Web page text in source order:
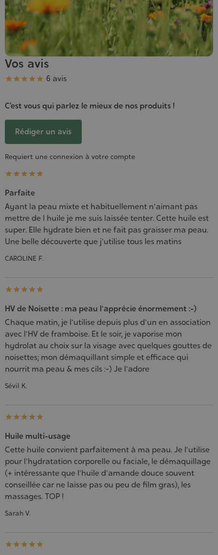
Vos avis
Note
     6 avis
C’est vous qui parlez le mieux de nos produits !
Rédiger un avis
Requiert une connexion à votre compte
    
Parfaite
Ayant la peau mixte et habituellement n'aimant pas
mettre de l huile je me suis laissée tenter. Cette huile est
super. Elle hydrate bien et ne fait pas graisser ma peau.
Une belle découverte que j'utilise tous les matins
CAROLINE F.
    
HV de Noisette : ma peau l'apprécie énormement :-)
Chaque matin, je l'utilise depuis plus d'un en association
avec l'HV de framboise. Et le soir, je vaporise mon
hydrolat au choix sur la visage avec quelques gouttes de
noisettes; mon démaquillant simple et efficace qui
nourrit ma peau & mes cils :-) Je l'adore
Sévil K.
    
Huile multi-usage
Cette huile convient parfaitement à ma peau. Je l'utilise
pour l'hydratation corporelle ou faciale, le démaquillage
(+ intéressante que l'huile d'amande douce souvent
conseillée car ne laisse pas ou peu de film gras), les
massages. TOP !
Sarah V.
    